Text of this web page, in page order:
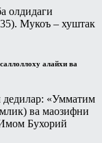
олдидаги
Мукоъ – хуштак
алайхи ва
дедилар: «Умматим
ва маозифни
Бухорий